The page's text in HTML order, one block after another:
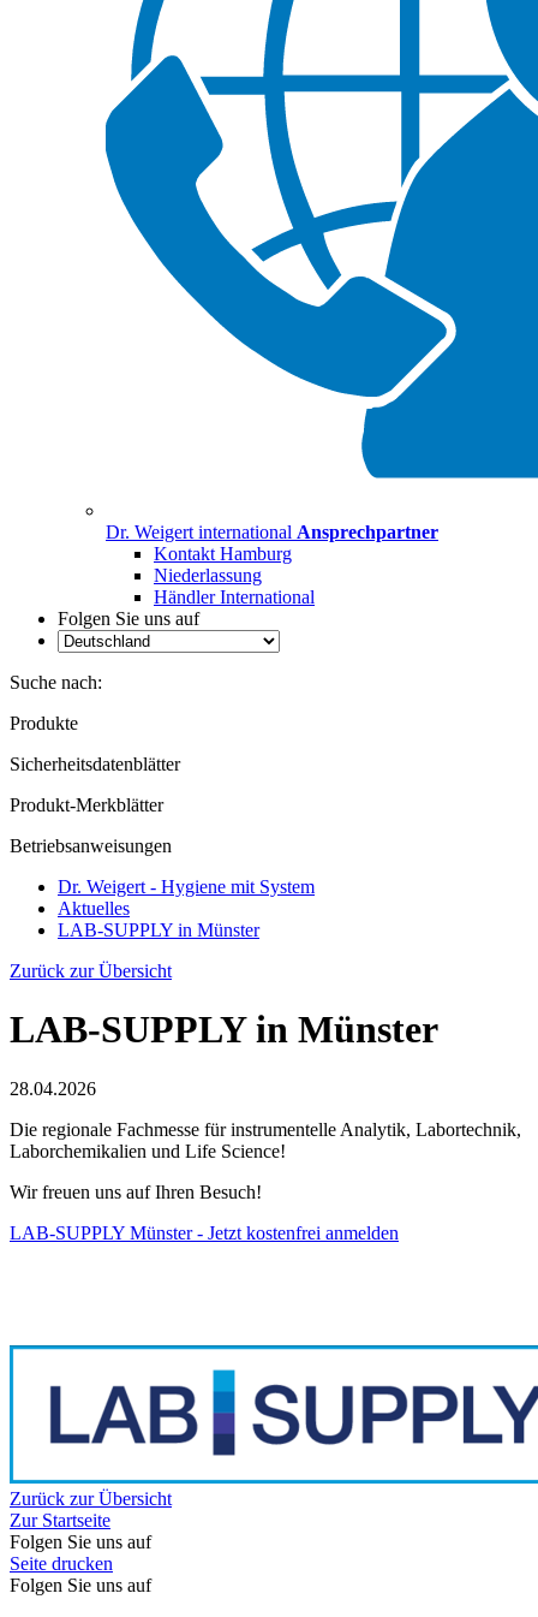
Dr. Weigert international Ansprechpartner
Kontakt Hamburg
Niederlassung
Händler International
Folgen Sie uns auf
Suche nach:
Produkte
Sicherheitsdatenblätter
Produkt-Merkblätter
Betriebsanweisungen
Dr. Weigert - Hygiene mit System
Aktuelles
LAB-SUPPLY in Münster
Zurück zur Übersicht
LAB-SUPPLY in Münster
28.04.2026
Die regionale Fachmesse für instrumentelle Analytik, Labortechnik,
Laborchemikalien und Life Science!
Wir freuen uns auf Ihren Besuch!
LAB-SUPPLY Münster - Jetzt kostenfrei anmelden
Zurück zur Übersicht
Zur Startseite
Folgen Sie uns auf
Seite drucken
Folgen Sie uns auf